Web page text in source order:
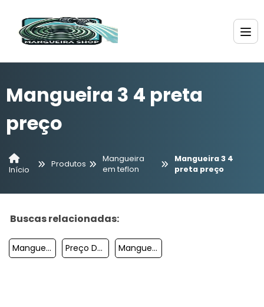
Mangueira 3 4 preta
preço
Início
Produtos
Mangueira
em teflon
Mangueira 3 4
preta preço
Buscas relacionadas:
Mangueira Preta Preço De Mangueira Mangueira De Alta Pressão Para Desentupir Esg